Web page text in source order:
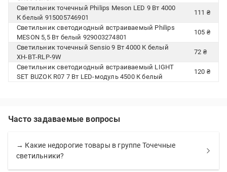
Светильник точечный Philips Meson LED 9 Вт 4000
К белый 915005746901
111 ₴
Светильник светодиодный встраиваемый Philips
MESON 5,5 Вт белый 929003274801
105 ₴
Светильник точечный Sensio 9 Вт 4000 К белый
XH-BT-RLP-9W
72 ₴
Светильник светодиодный встраиваемый LIGHT
SET BUZOK R07 7 Вт LED-модуль 4500 К белый
120 ₴
Часто задаваемые вопросы
→ Какие недорогие товары в группе Точечные
светильники?